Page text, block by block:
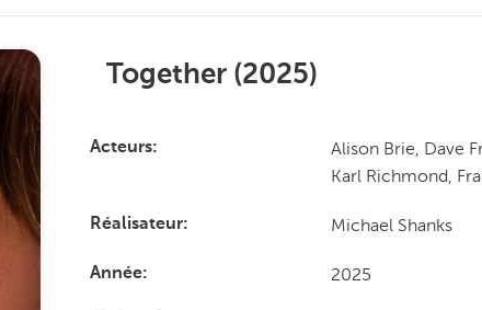
Together (2025)
Acteurs
Alison Brie, Dave
Karl Richmond,
Réalisateur Michael Shanks
Année 2025